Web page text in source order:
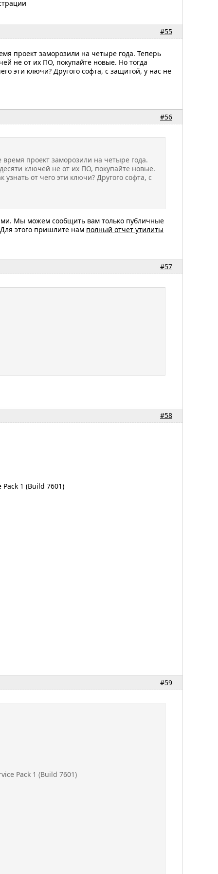
#55
проект заморозили на четыре года. Теперь
не от их ПО, покупайте новые. Но тогда
эти ключи? Другого софта, с защитой, у нас не
#56
проект заморозили на четыре года.
ключей не от их ПО, покупайте новые.
от чего эти ключи? Другого софта, с
Мы можем сообщить вам только публичные
этого пришлите нам полный отчет утилиты
#57
#58
1 (Build 7601)
#59
Pack 1 (Build 7601)